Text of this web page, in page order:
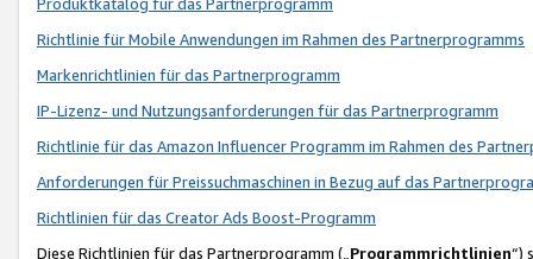
Produktkatalog für das Partnerprogramm
Richtlinie für Mobile Anwendungen im Rahmen des Partnerprogramms
Markenrichtlinien für das Partnerprogramm
IP-Lizenz- und Nutzungsanforderungen für das Partnerprogramm
Richtlinie für das Amazon Influencer Programm im Rahmen des
Anforderungen für Preissuchmaschinen in Bezug auf das
Richtlinien für das Creator Ads Boost-Programm
Diese Richtlinien für das Partnerprogramm („Programmrichtlinien“)